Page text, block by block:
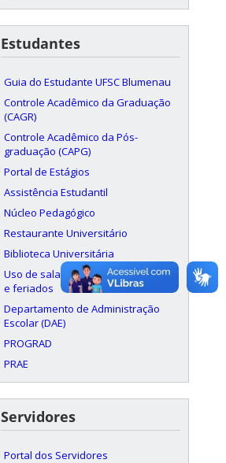
Estudantes
Guia do Estudante UFSC Blumenau
Controle Acadêmico da Graduação
(CAGR)
Controle Acadêmico da Pós-
graduação (CAPG)
Portal de Estágios
Assistência Estudantil
Núcleo Pedagógico
Restaurante Universitário
Biblioteca Universitária
Uso de salas aos finais de semana
e feriados
Departamento de Administração
Escolar (DAE)
PROGRAD
PRAE
Servidores
Portal dos Servidores